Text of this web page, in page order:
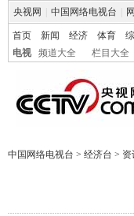
央视网 中国网络电视台
首页 新闻 经济 体育
电视
频道大全 栏目大全
中国网络电视台 > 经济台 > 资